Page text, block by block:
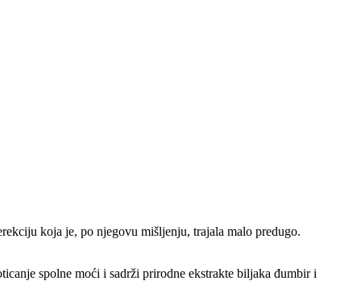
koja je, po njegovu mišljenju, trajala malo predugo.
spolne moći i sadrži prirodne ekstrakte biljaka đumbir i